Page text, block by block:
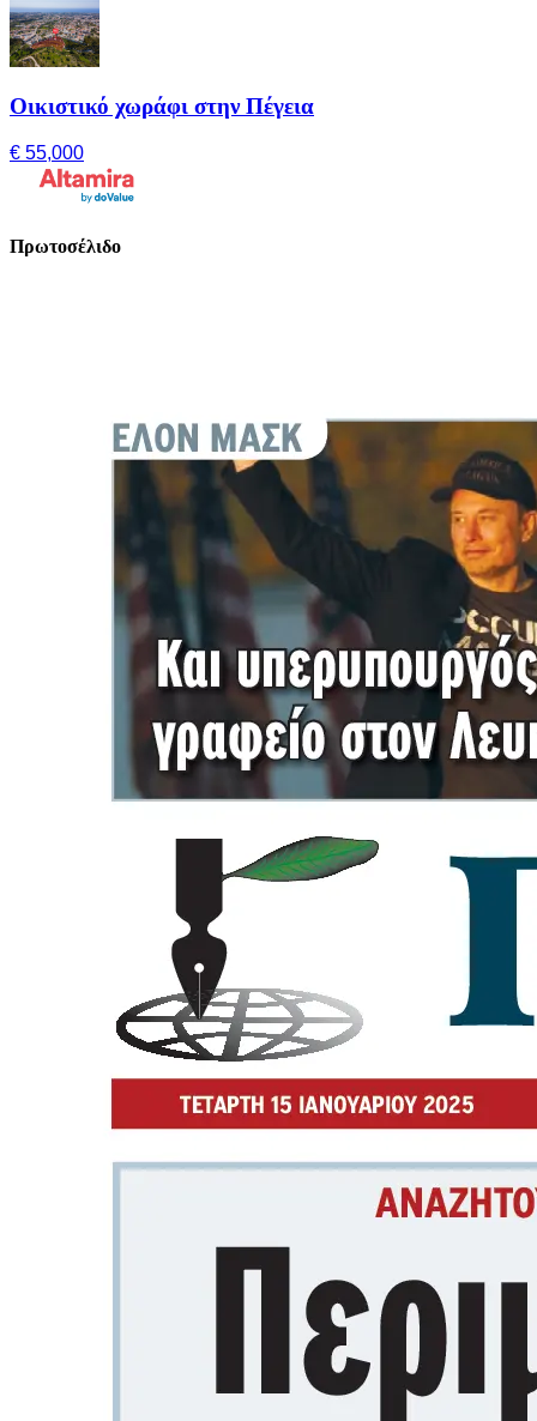
Οικιστικό χωράφι στην Πέγεια
€ 55,000
Πρωτοσέλιδο